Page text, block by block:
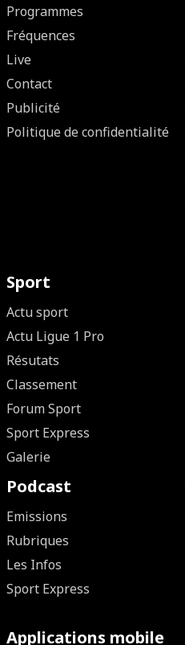
Programmes
Fréquences
Live
Contact
Publicité
Politique de confidentialité
Sport
Actu sport
Actu Ligue 1 Pro
Résutats
Classement
Forum Sport
Sport Express
Galerie
Podcast
Emissions
Rubriques
Les Infos
Sport Express
Applications mobile